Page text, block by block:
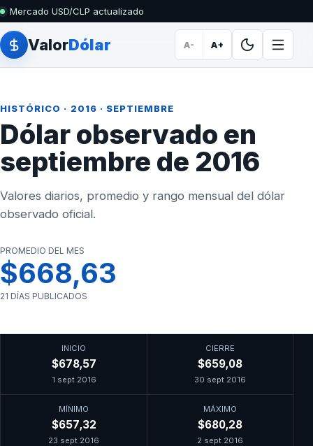
Mercado USD/CLP actualizado
ValorDólar A- A+
HISTÓRICO · 2016 · SEPTIEMBRE
Dólar observado en
septiembre de 2016
Valores diarios, promedio y rango mensual del dólar
observado oficial.
PROMEDIO DEL MES
$668,63
21 DÍAS PUBLICADOS
INICIO
$678,57
1 sept 2016
CIERRE
$659,08
30 sept 2016
MÍNIMO
$657,32
23 sept 2016
MÁXIMO
$680,28
2 sept 2016